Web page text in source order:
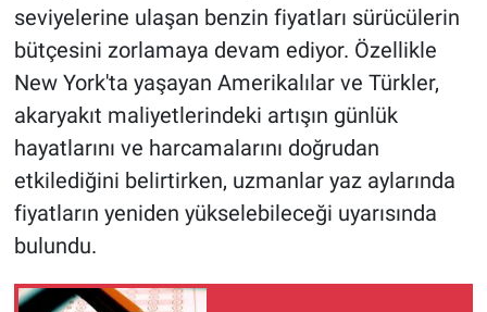
seviyelerine ulaşan benzin fiyatları sürücülerin
bütçesini zorlamaya devam ediyor. Özellikle
New York'ta yaşayan Amerikalılar ve Türkler,
akaryakıt maliyetlerindeki artışın günlük
hayatlarını ve harcamalarını doğrudan
etkilediğini belirtirken, uzmanlar yaz aylarında
fiyatların yeniden yükselebileceği uyarısında
bulundu.